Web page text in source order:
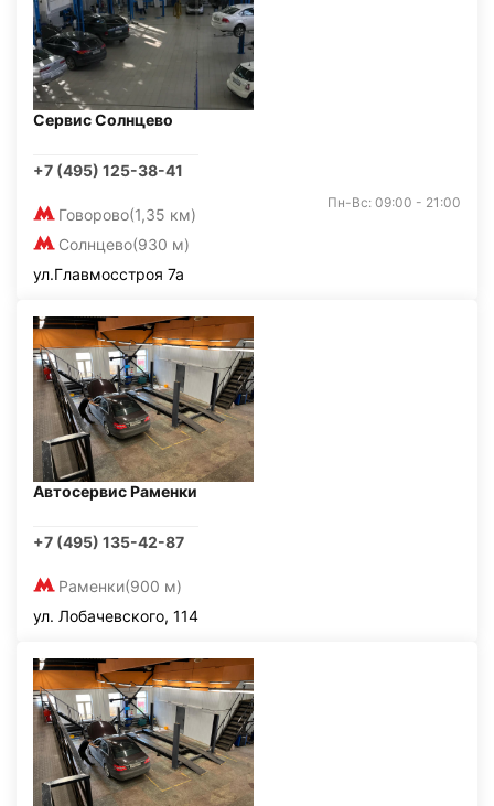
Сервис Солнцево
+7 (495) 125-38-41
Говорово(1,35 км)
Солнцево(930 м)
Пн-Вс: 09:00 - 21:00
ул.Главмосстроя 7а
Автосервис Раменки
+7 (495) 135-42-87
Раменки(900 м)
ул. Лобачевского, 114